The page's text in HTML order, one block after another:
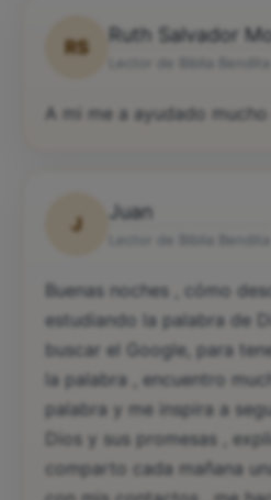
RS
Ruth Salvador
A mi me a ayudado
J
Juan
Buenas noches , cómo
estudiando la palabra de
buscar el Google, para
la palabra , encuentro
palabra y me inspira a
Dios y sus promesas ,
comparto cada mañana